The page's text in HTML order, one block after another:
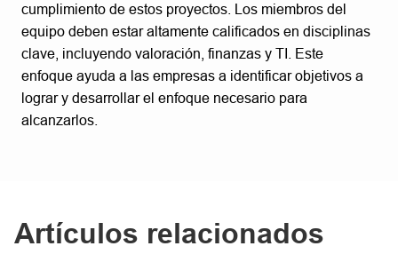
cumplimiento de estos proyectos. Los miembros del
equipo deben estar altamente calificados en disciplinas
clave, incluyendo valoración, finanzas y TI. Este
enfoque ayuda a las empresas a identificar objetivos a
lograr y desarrollar el enfoque necesario para
alcanzarlos.
Artículos relacionados